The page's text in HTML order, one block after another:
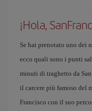
¡Hola,
Se hai prenotato uno dei
ecco quali sono i punti
minuti di traghetto da
il carcere più famoso del
Francisco con il suo